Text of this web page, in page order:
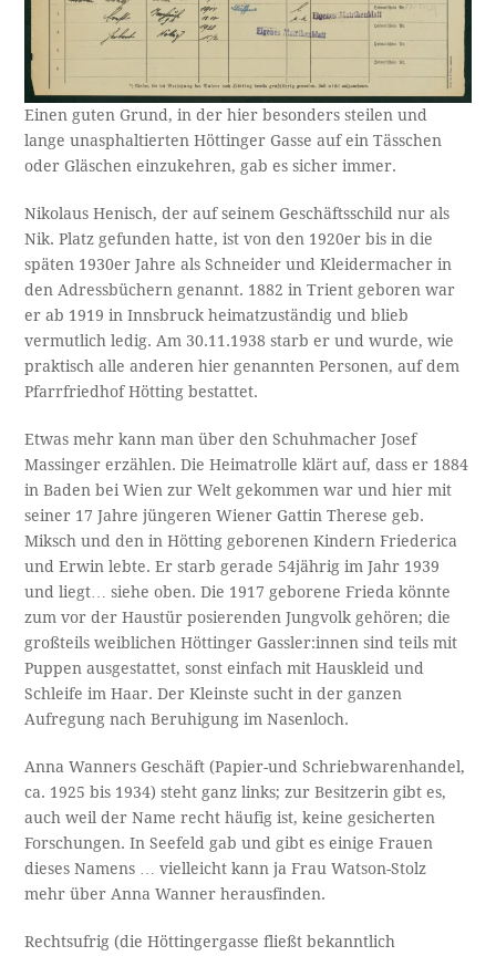
Einen guten Grund, in der hier besonders steilen und
lange unasphaltierten Höttinger Gasse auf ein Tässchen
oder Gläschen einzukehren, gab es sicher immer.
Nikolaus Henisch, der auf seinem Geschäftsschild nur als
Nik. Platz gefunden hatte, ist von den 1920er bis in die
späten 1930er Jahre als Schneider und Kleidermacher in
den Adressbüchern genannt. 1882 in Trient geboren war
er ab 1919 in Innsbruck heimatzuständig und blieb
vermutlich ledig. Am 30.11.1938 starb er und wurde, wie
praktisch alle anderen hier genannten Personen, auf dem
Pfarrfriedhof Hötting bestattet.
Etwas mehr kann man über den Schuhmacher Josef
Massinger erzählen. Die Heimatrolle klärt auf, dass er 1884
in Baden bei Wien zur Welt gekommen war und hier mit
seiner 17 Jahre jüngeren Wiener Gattin Therese geb.
Miksch und den in Hötting geborenen Kindern Friederica
und Erwin lebte. Er starb gerade 54jährig im Jahr 1939
und liegt… siehe oben. Die 1917 geborene Frieda könnte
zum vor der Haustür posierenden Jungvolk gehören; die
großteils weiblichen Höttinger Gassler:innen sind teils mit
Puppen ausgestattet, sonst einfach mit Hauskleid und
Schleife im Haar. Der Kleinste sucht in der ganzen
Aufregung nach Beruhigung im Nasenloch.
Anna Wanners Geschäft (Papier-und Schriebwarenhandel,
ca. 1925 bis 1934) steht ganz links; zur Besitzerin gibt es,
auch weil der Name recht häufig ist, keine gesicherten
Forschungen. In Seefeld gab und gibt es einige Frauen
dieses Namens … vielleicht kann ja Frau Watson-Stolz
mehr über Anna Wanner herausfinden.
Rechtsufrig (die Höttingergasse fließt bekanntlich